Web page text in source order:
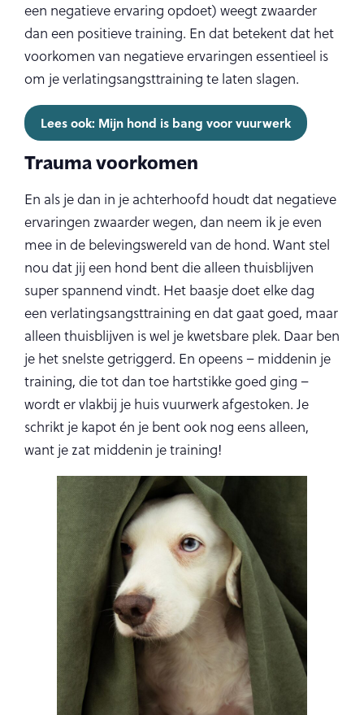
een negatieve ervaring opdoet) weegt zwaarder
dan een positieve training. En dat betekent dat het
voorkomen van negatieve ervaringen essentieel is
om je verlatingsangsttraining te laten slagen.
Lees ook: Mijn hond is bang voor vuurwerk
Trauma voorkomen
En als je dan in je achterhoofd houdt dat negatieve
ervaringen zwaarder wegen, dan neem ik je even
mee in de belevingswereld van de hond. Want stel
nou dat jij een hond bent die alleen thuisblijven
super spannend vindt. Het baasje doet elke dag
een verlatingsangsttraining en dat gaat goed, maar
alleen thuisblijven is wel je kwetsbare plek. Daar ben
je het snelste getriggerd. En opeens – middenin je
training, die tot dan toe hartstikke goed ging –
wordt er vlakbij je huis vuurwerk afgestoken. Je
schrikt je kapot én je bent ook nog eens alleen,
want je zat middenin je training!